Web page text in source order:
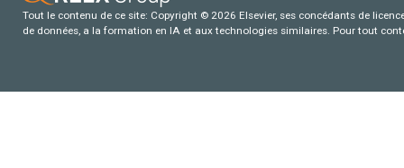
Tout le contenu de ce site: Copyright © 2026 Elsevier, ses concédants de
de données, a la formation en IA et aux technologies similaires. Pour tout